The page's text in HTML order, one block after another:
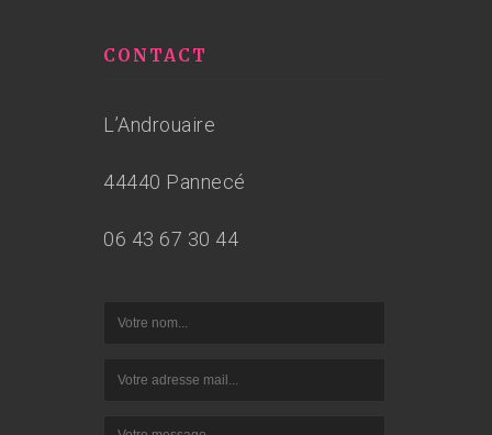
CONTACT
L’Androuaire
44440 Pannecé
06 43 67 30 44